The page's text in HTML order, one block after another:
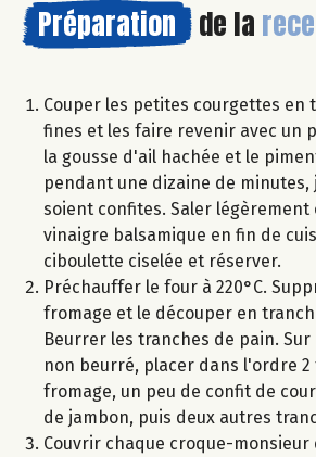
Préparation de la
Couper les petites courgettes en
fines et les faire revenir avec un
la gousse d'ail hachée et le
pendant une dizaine de minutes,
soient confites. Saler légèrement
vinaigre balsamique en fin de
ciboulette ciselée et réserver.
Préchauffer le four à 220°C.
fromage et le découper en
Beurrer les tranches de pain.
non beurré, placer dans l'ordre 2
fromage, un peu de confit de
de jambon, puis deux autres
Couvrir chaque croque-monsieur